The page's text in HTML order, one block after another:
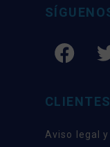
CLIENTES
Aviso legal